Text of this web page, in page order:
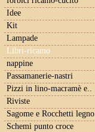
Idee
Kit
Lampade
Libri-ricamo
nappine
Passamanerie-nastri
Pizzi in lino-macramè e..
Riviste
Sagome e Rocchetti legno
Schemi punto croce